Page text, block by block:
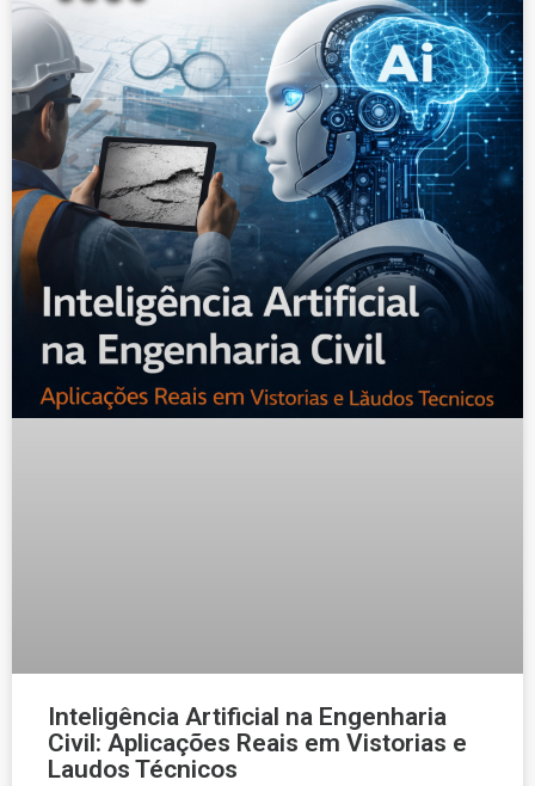
Inteligência Artificial na Engenharia
Civil: Aplicações Reais em Vistorias e
Laudos Técnicos